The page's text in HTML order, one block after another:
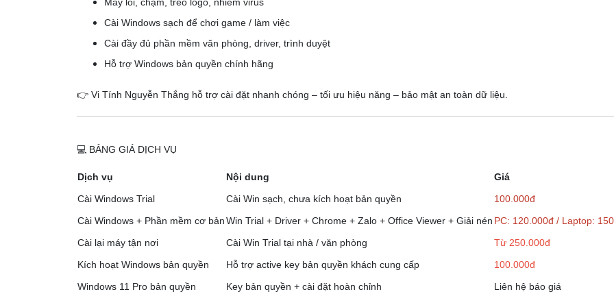
Máy lỗi, chậm, treo logo, nhiễm virus
Cài Windows sạch để chơi game / làm việc
Cài đầy đủ phần mềm văn phòng, driver, trình duyệt
Hỗ trợ Windows bản quyền chính hãng
👉 Vi Tính Nguyễn Thắng hỗ trợ cài đặt nhanh chóng – tối ưu hiệu năng – bảo mật an toàn dữ liệu.
💻 BẢNG GIÁ DỊCH VỤ
Dịch vụ Nội dung
Giá
Cài Windows Trial
Cài Win sạch, chưa kích hoạt bản quyền
100.000đ
Cài Windows + Phần mềm cơ bảnWin Trial + Driver + Chrome + Zalo + Office Viewer + Giải nén PC: 120.000đ / Laptop:
Cài lại máy tận nơi
Cài Win Trial tại nhà / văn phòng
Từ 250.000đ
Kích hoạt Windows bản quyền
Hỗ trợ active key bản quyền khách cung cấp
100.000đ
Windows 11 Pro bản quyền
Key bản quyền + cài đặt hoàn chỉnh Liên hệ báo giá